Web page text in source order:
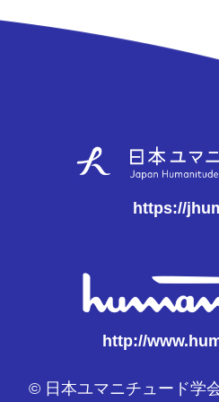
https://
http://
© 日本ユマニチュード学